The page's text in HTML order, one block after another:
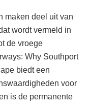
maken deel uit van
wordt vermeld in
de vroege
Why Southport
biedt een
voor
is de permanente